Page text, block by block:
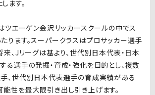
ます。
ツエーゲン金沢サッカースクールの中でス
ります。スーパークラスはプロサッカー選手
、J リーグは基より、世代別日本代表・日本
る選手の発掘・育成・強化を目的とし、複数
、世代別日本代表選手の育成実績がある
性を最大限引き出し引き上げます。